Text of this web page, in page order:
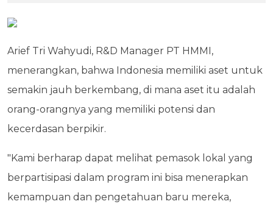
Arief Tri Wahyudi, R&D Manager PT HMMI,
menerangkan, bahwa Indonesia memiliki aset untuk
semakin jauh berkembang, di mana aset itu adalah
orang-orangnya yang memiliki potensi dan
kecerdasan berpikir.
"Kami berharap dapat melihat pemasok lokal yang
berpartisipasi dalam program ini bisa menerapkan
kemampuan dan pengetahuan baru mereka,